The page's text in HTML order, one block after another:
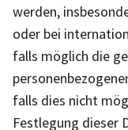
werden,
oder bei
falls möglich die
falls dies nicht
Festlegung dieser